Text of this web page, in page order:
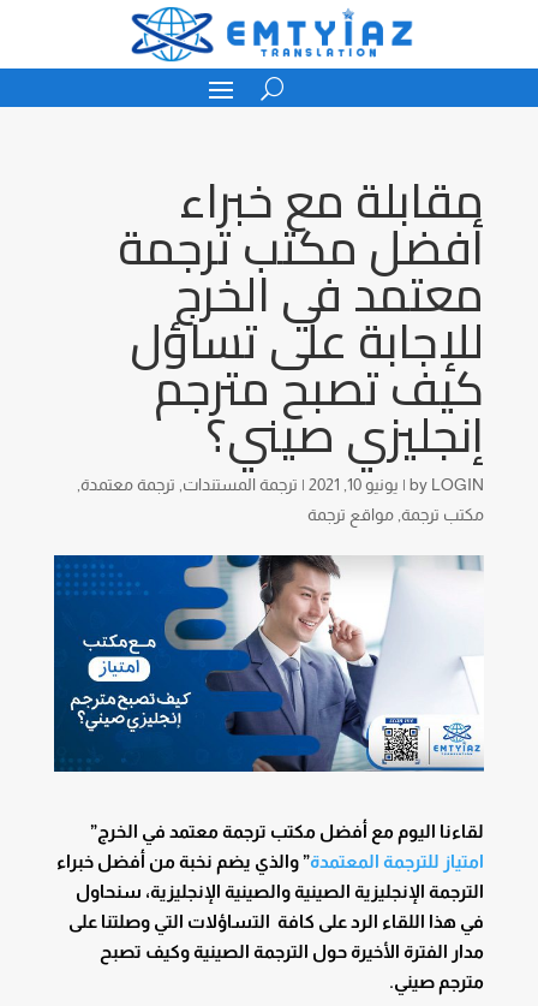
مقابلة مع خبراء
أفضل مكتب ترجمة
معتمد في الخرج
للإجابة على تساؤل
كيف تصبح مترجم
إنجليزي صيني؟
by LOGIN
| يونيو 10, 2021 | ترجمة المستندات, ترجمة معتمدة,
مكتب ترجمة, مواقع ترجمة
لقاءنا اليوم مع أفضل مكتب ترجمة معتمد في الخرج”
امتياز للترجمة المعتمدة” والذي يضم نخبة من أفضل خبراء
الترجمة الإنجليزية الصينية والصينية الإنجليزية، سنحاول
في هذا اللقاء الرد على كافة التساؤلات التي وصلتنا على
مدار الفترة الأخيرة حول الترجمة الصينية وكيف تصبح
مترجم صيني.